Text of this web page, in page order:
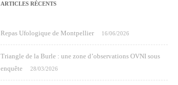
ARTICLES RÉCENTS
Repas Ufologique de Montpellier 16/06/2026
Triangle de la Burle : une zone d’observations OVNI sous
enquête
28/03/2026